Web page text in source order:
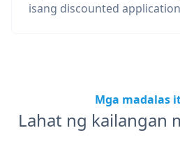
isang discounted
Mga madalas
Lahat ng kailangan